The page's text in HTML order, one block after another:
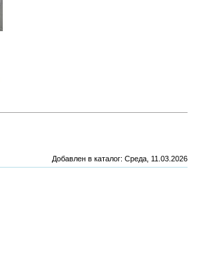
Добавлен в каталог: Среда, 11.03.2026